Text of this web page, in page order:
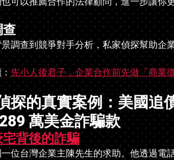
查
調查到競爭對手分析，私家偵探幫助企
先小人後君子，企業合作前先做「商業
探的真實案例：美國追
萬美金詐騙款
宅背後的詐騙
位台灣企業主陳先生的求助。他透過電